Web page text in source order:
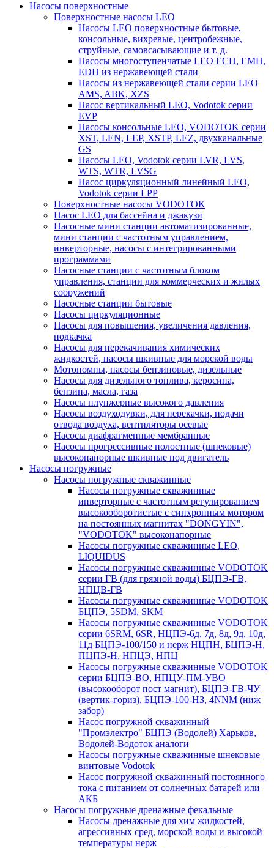
Насосы поверхностные
Поверхностные насосы LEO
Насосы LEO поверхностные бытовые,
консольные, вихревые, центробежные,
струйные, самовсасывающие и т. д.
Насосы многоступенчатые LEO ECH, EMH,
EDH из нержавеющей стали
Насосы из нержавеющей стали серии LEO
AMS, ABK, XZS
Насос вертикальный LEO, Vodotok серии
EVP
Насосы консольные LEO, VODOTOK серии
XST, LEN, LEP, XSTP, LEZ, двухканальные
GS
Насосы LEO, Vodotok серии LVR, LVS,
WTS, WTR, LVSG
Насос циркуляционный линейный LEO,
Vodotok серии LPP
Поверхностные насосы VODOTOK
Насос LEO для бассейна и джакузи
Насосные мини станции автоматизированные,
мини станции с частотным управлением,
инверторные, насосы с интегрированными
программами
Насосные станции с частотным блоком
управления, станции для коммерческих и жилых
сооружений
Насосные станции бытовые
Насосы циркуляционные
Насосы для повышения, увеличения давления,
подкачка
Насосы для перекачивания химических
жидкостей, насосы шкивные для морской воды
Мотопомпы, насосы бензиновые, дизельные
Насосы для дизельного топлива, керосина,
бензина, масла, газа
Насосы плунжерные высокого давления
Насосы воздуходувки, для перекачки, подачи
отвода воздуха, вентиляторы осевые
Насосы диафрагменные мембранные
Насосы прогрессивные полостные (шнековые)
высоконапорные шкивные под двигатель
Насосы погружные
Насосы погружные скважинные
Насосы погружные скважинные
инверторные с частотным регулированием
высокооборотистые с синхронным мотором
на постоянных магнитах "DONGYIN",
"VODOTOK" высоконапорные
Насосы погружные скважинные LEO,
LIQUIDUS
Насосы погружные скважинные VODOTOK
серии ГВ (для грязной воды) БЦПЭ-ГВ,
НПЦВ-ГВ
Насосы погружные скважинные VODOTOK
БЦПЭ, 5SDM, SKM
Насосы погружные скважинные VODOTOK
серии 6SRM, 6SR, НЦПЭ-6д, 7д, 8д, 9д, 10д,
11д БЦПЭ-100/150 и нерж НЦПН, БЦПЭ-Н,
ПЦПЭ-Н, НПЦЭ, НПЦ
Насосы погружные скважинные VODOTOK
серии БЦПЭ-ВО, НПЦУ-ПМ-УВО
(высокооборот пост магнит), БЦПЭ-ГВ-ЧУ
(вертик-гориз), БЦПЭ-100-НЗ, 4NNM (ниж
забор)
Насос погружной скважинный
"Промэлектро" БЦПЭ (Водолей) Харьков,
Водолей-Водоток аналоги
Насосы погружные скважинные шнековые
винтовые Vodotok
Насос погружной скважинный постоянного
тока с питанием от солнечных батарей или
АКБ
Насосы погружные дренажные фекальные
Насосы дренажные для хим жидкостей,
агрессивных сред, морской воды и высокой
температуры нерж